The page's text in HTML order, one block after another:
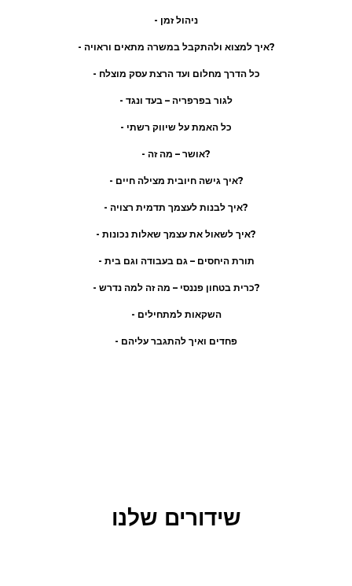
- ניהול זמן
- איך למצוא ולהתקבל במשרה מתאים וראויה?
- כל הדרך מחלום ועד הרצת עסק מוצלח
- לגור בפרפריה – בעד ונגד
- כל האמת על שיווק רשתי
- אושר – מה זה?
- איך גישה חיובית מצילה חיים?
- איך לבנות לעצמך תדמית רצויה?
- איך לשאול את עצמך שאלות נכונות?
- תורת היחסים – גם בעבודה וגם בית
- כרית בטחון פננסי – מה זה למה נדרש?
- השקאות למתחילים
- פחדים ואיך להתגבר עליהם
שידורים שלנו